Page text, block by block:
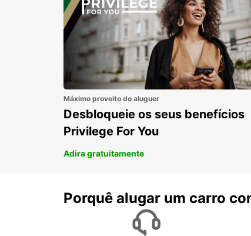
Máximo proveito do aluguer
Desbloqueie os seus benefícios
Privilege For You
Adira gratuitamente
Porquê alugar um carro